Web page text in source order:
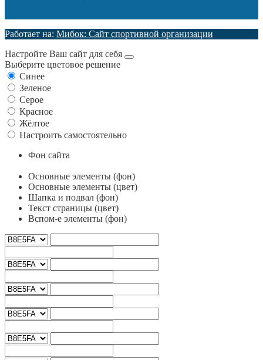
Работает на: Мибок: Сайт спортивной организации
Настройте Ваш сайт для себя
Выберите цветовое решение
Синее
Зеленое
Серое
Красное
Жёлтое
Настроить самостоятельно
Фон сайта
Основные элементы (фон)
Основные элементы (цвет)
Шапка и подвал (фон)
Текст страницы (цвет)
Вспом-е элементы (фон)